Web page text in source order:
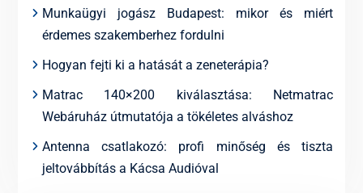
Munkaügyi jogász Budapest: mikor és miért
érdemes szakemberhez fordulni
Hogyan fejti ki a hatását a zeneterápia?
Matrac 140×200 kiválasztása: Netmatrac
Webáruház útmutatója a tökéletes alváshoz
Antenna csatlakozó: profi minőség és tiszta
jeltovábbítás a Kácsa Audióval